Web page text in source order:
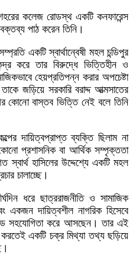
কলেজ রোডস্থ একটি কনফারেন্স
পাঠ করেন তিনি।
একটি স্বার্থান্বেষী মহল চন্ডিপুর
করে তার বিরুদ্ধে ভিত্তিহীন ও
হেয়প্রতিপন্ন করার অপচেষ্টা
জড়িয়ে সরকারি বরাদ্দ আত্মসাতের
বাস্তব ভিত্তি নেই বলে তিনি
দায়িত্বপ্রাপ্ত ব্যক্তি ছিলাম না
প্রশাসনিক বা আর্থিক সম্পৃক্ততা
হাসিলের উদ্দেশ্যে একটি মহল
চালাচ্ছে।
ধরে ছাত্ররাজনীতি ও সামাজিক
একজন দায়িত্বশীল নাগরিক হিসেবে
সহযোগিতা করে আসছেন। তার এই
একটি চক্র মিথ্যা তথ্য ছড়িয়ে